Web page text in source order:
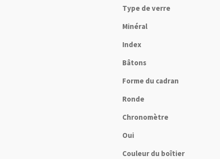
Type de verre
Minéral
Index
Bâtons
Forme du cadran
Ronde
Chronomètre
Oui
Couleur du boîtier